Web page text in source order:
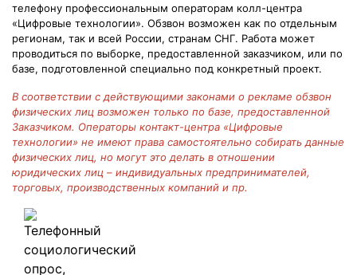
телефону профессиональным операторам колл-центра
«Цифровые технологии». Обзвон возможен как по отдельным
регионам, так и всей России, странам СНГ. Работа может
проводиться по выборке, предоставленной заказчиком, или по
базе, подготовленной специально под конкретный проект.
В соответствии с действующими законами о рекламе обзвон
физических лиц возможен только по базе, предоставленной
Заказчиком. Операторы контакт-центра «Цифровые
технологии» не имеют права самостоятельно собирать данные
физических лиц, но могут это делать в отношении
юридических лиц – индивидуальных предпринимателей,
торговых, производственных компаний и пр.